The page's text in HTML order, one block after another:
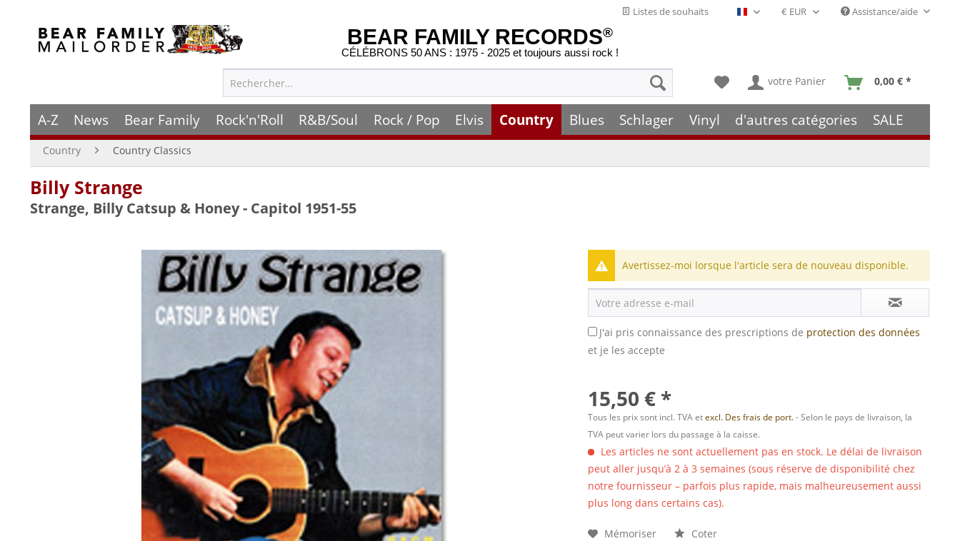
Listes de souhaits Français- FR Assistance/aide
BEAR FAMILY RECORDS®
CÉLÉBRONS 50 ANS : 1975 - 2025 et toujours aussi rock !
votre Panier 0,00 € *
A-Z News Bear Family Rock'n'Roll R&B/Soul Rock / Pop Elvis Country Blues Schlager Vinyl d'autres catégories SALE
Country Country Classics
Billy Strange
Strange, Billy Catsup & Honey - Capitol 1951-55
Avertissez-moi lorsque l'article sera de nouveau disponible.
J'ai pris connaissance des prescriptions de protection des données
et je les accepte
15,50 € *
Tous les prix sont incl. TVA etexcl. Des frais de port.- Selon le pays de livraison, la
TVA peut varier lors du passage à la caisse.
Les articles ne sont actuellement pas en stock. Le délai de livraison
peut aller jusqu’à 2 à 3 semaines (sous réserve de disponibilité chez
notre fournisseur – parfois plus rapide, mais malheureusement aussi
plus long dans certains cas).
Mémoriser Coter